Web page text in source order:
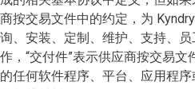
商按交易文件中的约定，为
询、安装、定制、维护、支持、
作，“交付件”表示供应商按交易
的任何软件程序、平台、应用程